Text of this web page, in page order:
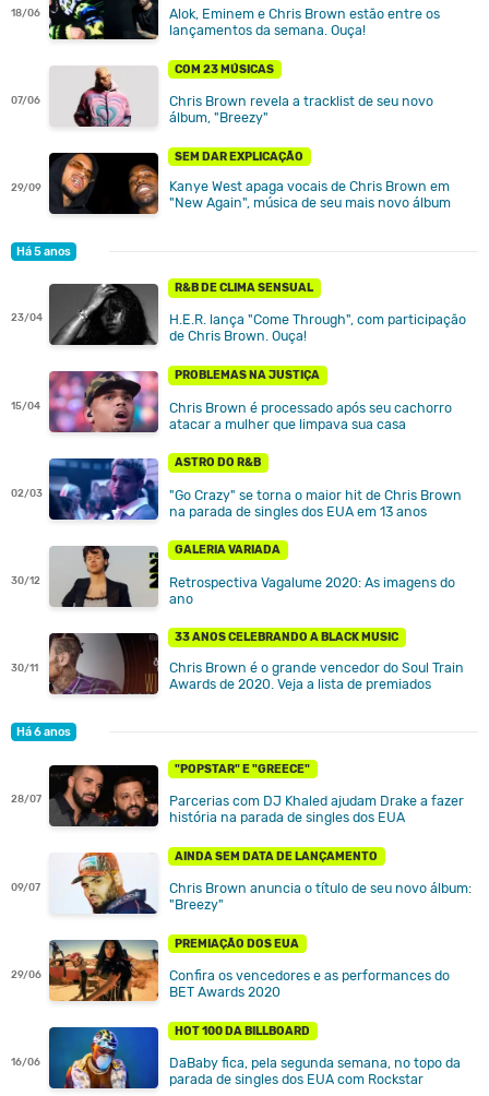
18/06
Alok, Eminem e Chris Brown estão entre os
lançamentos da semana. Ouça!
07/06
COM 23 MÚSICAS
Chris Brown revela a tracklist de seu novo
álbum, "Breezy"
29/09
SEM DAR EXPLICAÇÃO
Kanye West apaga vocais de Chris Brown em
"New Again", música de seu mais novo álbum
Há 5 anos
23/04
R&B DE CLIMA SENSUAL
H.E.R. lança "Come Through", com participação
de Chris Brown. Ouça!
15/04
PROBLEMAS NA JUSTIÇA
Chris Brown é processado após seu cachorro
atacar a mulher que limpava sua casa
02/03
ASTRO DO R&B
"Go Crazy" se torna o maior hit de Chris Brown
na parada de singles dos EUA em 13 anos
30/12
GALERIA VARIADA
Retrospectiva Vagalume 2020: As imagens do
ano
30/11
33 ANOS CELEBRANDO A BLACK MUSIC
Chris Brown é o grande vencedor do Soul Train
Awards de 2020. Veja a lista de premiados
Há 6 anos
28/07
"POPSTAR" E "GREECE"
Parcerias com DJ Khaled ajudam Drake a fazer
história na parada de singles dos EUA
09/07
AINDA SEM DATA DE LANÇAMENTO
Chris Brown anuncia o título de seu novo álbum:
"Breezy"
29/06
PREMIAÇÃO DOS EUA
Confira os vencedores e as performances do
BET Awards 2020
16/06
HOT 100 DA BILLBOARD
DaBaby fica, pela segunda semana, no topo da
parada de singles dos EUA com Rockstar